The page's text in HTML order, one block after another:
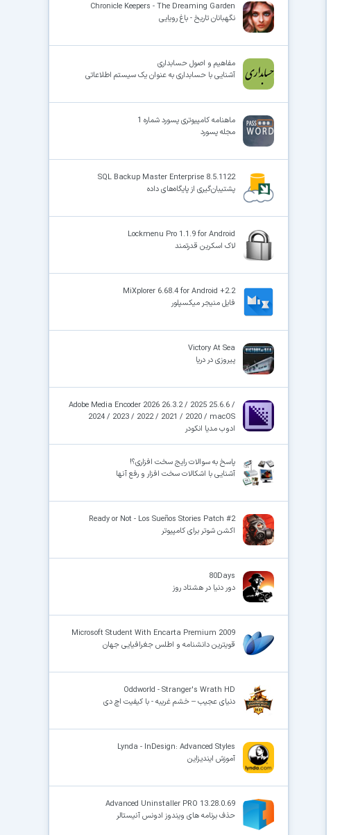
Chronicle Keepers - The Dreaming Garden
نگهبانان تاریخ - باغ رویایی
مفاهیم و اصول حسابداری
آشنایی با حسابداری به عنوان یک سیستم اطلاعاتی
ماهنامه کامپیوتری پسورد شماره 1
مجله پسورد
SQL Backup Master Enterprise 8.5.1122
پشتیبان‌گیری از پایگاه‌های داده
Lockmenu Pro 1.1.9 for Android
لاک اسکرین قدرتمند
MiXplorer 6.68.4 for Android +2.2
فایل منیجر میکسپلور
Victory At Sea
پیروزی در دریا
Adobe Media Encoder 2026 26.3.2 / 2025 25.6.6 /
2024 / 2023 / 2022 / 2021 / 2020 / macOS
ادوب مدیا انکودر
پاسخ به سوالات رایج سخت افزاری؟!
آشنایی با اشکالات سخت افزار و رفع آنها
Ready or Not - Los Sueños Stories Patch #2
اکشن شوتر برای کامپیوتر
80Days
دور دنیا در هشتاد روز
Microsoft Student With Encarta Premium 2009
قویترین دانشنامه و اطلس جغرافیایی جهان
Oddworld - Stranger's Wrath HD
دنیای عجیب – خشم غریبه - با کیفیت اچ دی
Lynda - InDesign: Advanced Styles
آموزش ایندیزاین
Advanced Uninstaller PRO 13.28.0.69
حذف برنامه های ویندوز ادونس آنیستالر